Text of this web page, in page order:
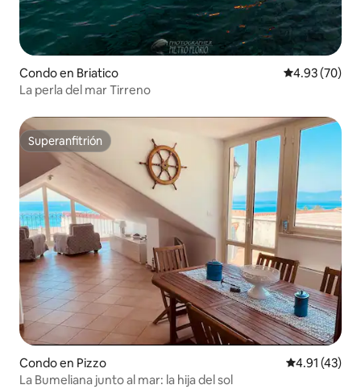
Condo en Briatico Calificación
4.93 (70)
La perla del mar Tirreno
Superanfitrión
Superanfitrión
Condo en Pizzo Calificación
4.91 (43)
La Bumeliana junto al mar: la hija del sol